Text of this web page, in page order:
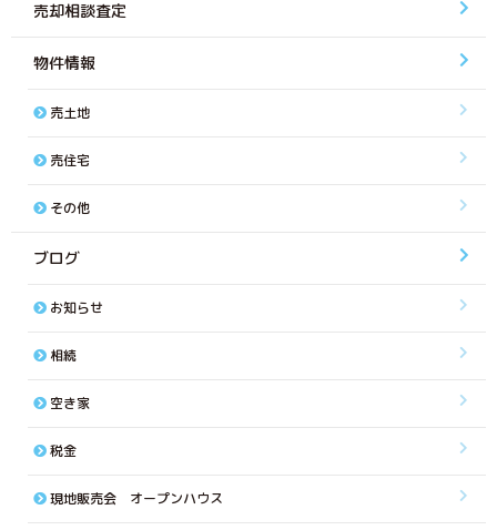
売却相談査定
物件情報
売土地
売住宅
その他
ブログ
お知らせ
相続
空き家
税金
現地販売会 オープンハウス